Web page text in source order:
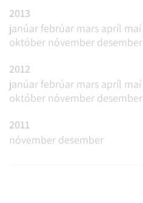
2013
janúar febrúar mars apríl maí
október nóvember desember
2012
janúar febrúar mars apríl maí
október nóvember desember
2011
nóvember desember